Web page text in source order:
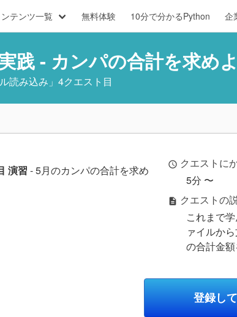
テンツ一覧 無料体験 10分で分かるPython 企
践 - カンパの合計を求め
読み込み 」4クエスト目
演習 - 5月のカンパの合計を求め
access_time クエストに
5分 〜
description クエストの
これまで
ァイルか
の合計金
登録し